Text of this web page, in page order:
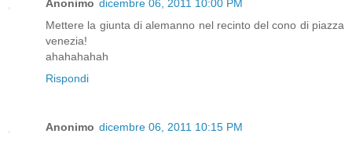
Anonimo dicembre 06, 2011 10:00 PM
Mettere la giunta di alemanno nel recinto del cono di piazza
venezia!
ahahahahah
Rispondi
Anonimo dicembre 06, 2011 10:15 PM